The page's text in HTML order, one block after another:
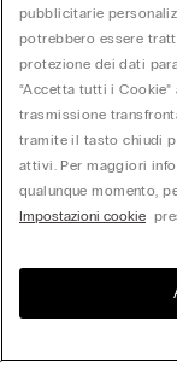
Visita l'e-store del tuo
pubblicitarie
potrebbero essere
protezione dei dati
“Accetta tutti i
trasmissione
tramite il tasto chiudi
attivi. Per maggiori
qualunque momento,
Impostazioni cookie